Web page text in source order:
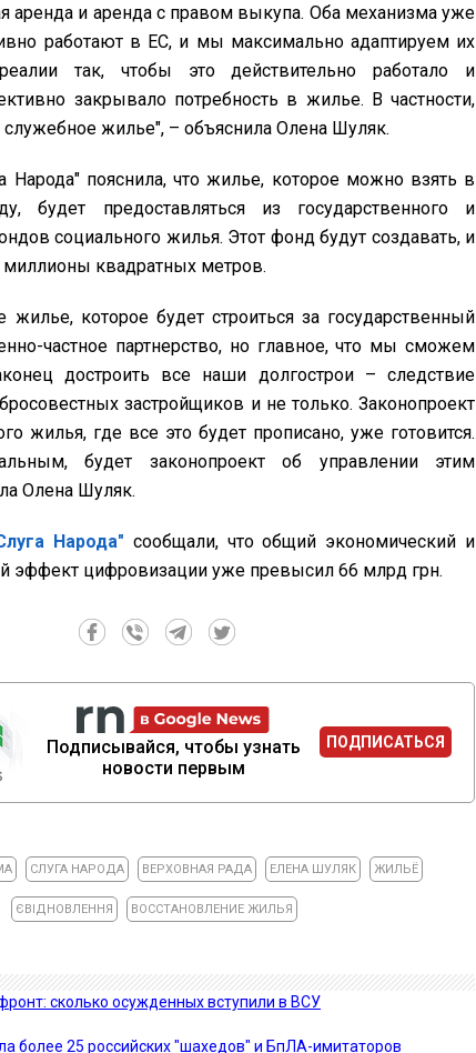
аренда и аренда с правом выкупа. Оба механизма уже
работают в ЕС, и мы максимально адаптируем их
так, чтобы это действительно работало и
закрывало потребность в жилье. В частности,
жилье", – объяснила Олена Шуляк.
Народа" пояснила, что жилье, которое можно взять в
будет предоставляться из государственного и
социального жилья. Этот фонд будут создавать, и
квадратных метров.
жилье, которое будет строиться за государственный
частное партнерство, но главное, что мы сможем
достроить все наши долгострои – следствие
застройщиков и не только. Законопроект
жилья, где все это будет прописано, уже готовится.
будет законопроект об управлении этим
Олена Шуляк.
Народа" сообщали, что общий экономический и
эффект цифровизации уже превысил 66 млрд грн.
Подписывайся, чтобы узнать
новости первым
ПОДПИСАТЬСЯ
СЛУГА НАРОДА ВЕРХОВНАЯ РАДА ЕЛЕНА ШУЛЯК ЖИЛЬЁ
ЄВІДНОВЛЕННЯ ВОССТАНОВЛЕНИЕ ЖИЛЬЯ
сколько осужденных вступили в ВСУ
более 25 российских "шахедов" и БпЛА-имитаторов